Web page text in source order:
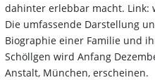
dahinter erlebbar macht. Link:
Die umfassende Darstellung
Biographie einer Familie und
Schöllgen wird Anfang
Anstalt, München, erscheinen.